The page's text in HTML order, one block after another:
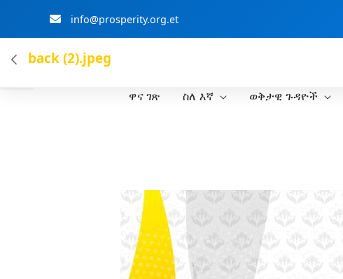
info@prosperity.org.et
ዋና ገጽ ስለ እኛ ወቅታዊ ጉዳዮች
back (2).jpeg